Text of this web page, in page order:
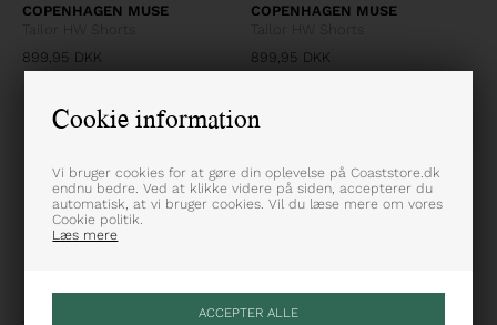
Cookie information
Vi bruger cookies for at gøre din oplevelse på Coaststore.dk
endnu bedre. Ved at klikke videre på siden, accepterer du
automatisk, at vi bruger cookies. Vil du læse mere om vores
Cookie politik.
Læs mere
COPENHAGEN MUSE
Tailor HW Shorts
899,95 DKK
COPENHAGEN MUSE
Tailor HW Shorts
899,95 DKK